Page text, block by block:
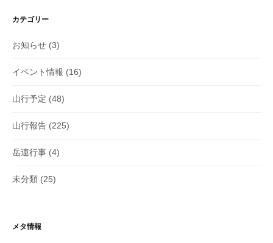
カテゴリー
お知らせ (3)
イベント情報 (16)
山行予定 (48)
山行報告 (225)
岳連行事 (4)
未分類 (25)
メタ情報